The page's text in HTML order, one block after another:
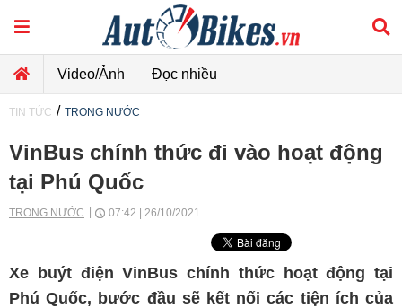
Video/Ảnh Đọc nhiều
TIN TỨC / TRONG NƯỚC
VinBus chính thức đi vào hoạt động
tại Phú Quốc
TRONG NƯỚC 07:42 | 26/10/2021
Xe buýt điện VinBus chính thức hoạt động tại
Phú Quốc, bước đầu sẽ kết nối các tiện ích của